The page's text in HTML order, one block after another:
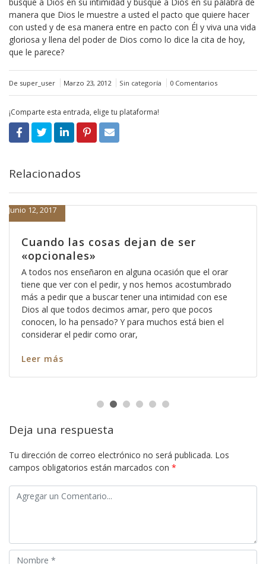
manera que Dios le muestre a usted el pacto que quiere hacer
con usted y de esa manera entre en pacto con Él y viva una vida
gloriosa y llena del poder de Dios como lo dice la cita de hoy,
que le parece?
De super_user Marzo 23, 2012 Sin categoría 0 Comentarios
¡Comparte esta entrada, elige tu plataforma!
Relacionados
Cuando las cosas dejan de ser
«opcionales»
Junio 12, 2017
A todos nos enseñaron en alguna ocasión que el orar
tiene que ver con el pedir, y nos hemos acostumbrado
más a pedir que a buscar tener una intimidad con ese
Dios al que todos decimos amar, pero que pocos
conocen, lo ha pensado? Y para muchos está bien el
considerar el pedir como orar,
Leer más
Deja una respuesta
Tu dirección de correo electrónico no será publicada. Los
campos obligatorios están marcados con *